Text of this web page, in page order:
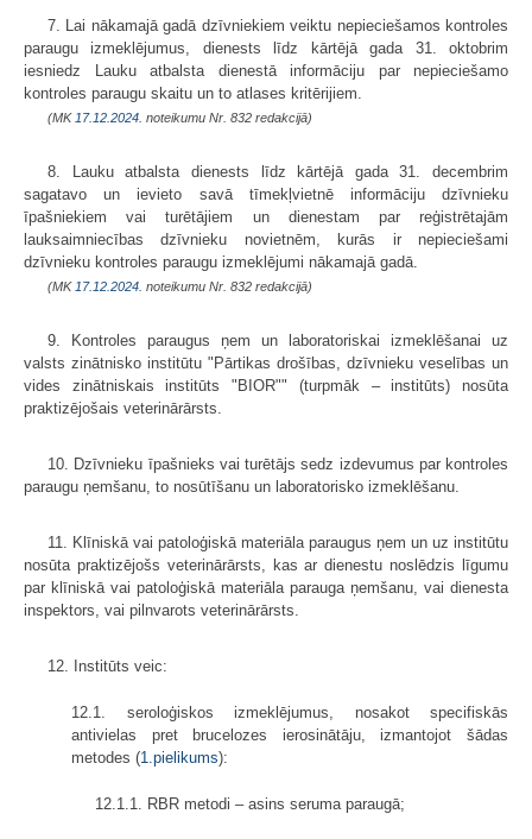
7. Lai nākamajā gadā dzīvniekiem veiktu nepieciešamos kontroles
paraugu izmeklējumus, dienests līdz kārtējā gada 31. oktobrim
iesniedz Lauku atbalsta dienestā informāciju par nepieciešamo
kontroles paraugu skaitu un to atlases kritērijiem.
(MK 17.12.2024. noteikumu Nr. 832 redakcijā)
8. Lauku atbalsta dienests līdz kārtējā gada 31. decembrim
sagatavo un ievieto savā tīmekļvietnē informāciju dzīvnieku
īpašniekiem vai turētājiem un dienestam par reģistrētajām
lauksaimniecības dzīvnieku novietnēm, kurās ir nepieciešami
dzīvnieku kontroles paraugu izmeklējumi nākamajā gadā.
(MK 17.12.2024. noteikumu Nr. 832 redakcijā)
9. Kontroles paraugus ņem un laboratoriskai izmeklēšanai uz
valsts zinātnisko institūtu "Pārtikas drošības, dzīvnieku veselības un
vides zinātniskais institūts "BIOR"" (turpmāk – institūts) nosūta
praktizējošais veterinārārsts.
10. Dzīvnieku īpašnieks vai turētājs sedz izdevumus par kontroles
paraugu ņemšanu, to nosūtīšanu un laboratorisko izmeklēšanu.
11. Klīniskā vai patoloģiskā materiāla paraugus ņem un uz institūtu
nosūta praktizējošs veterinārārsts, kas ar dienestu noslēdzis līgumu
par klīniskā vai patoloģiskā materiāla parauga ņemšanu, vai dienesta
inspektors, vai pilnvarots veterinārārsts.
12. Institūts veic:
12.1. seroloģiskos izmeklējumus, nosakot specifiskās
antivielas pret brucelozes ierosinātāju, izmantojot šādas
metodes (1.pielikums):
12.1.1. RBR metodi – asins seruma paraugā;